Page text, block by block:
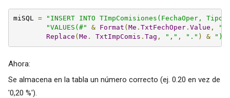
miSQL =
"INSERT INTO TImpComisiones(FechaOper,
"VALUES(#"
& Format (Me .TxtFechOper .Value ,
Replace (Me . TxtImpComis .Tag , "," , "." ) & ")"
Ahora:
Se almacena en la tabla un número correcto (ej. 0.20 en vez de
'0,20 %').